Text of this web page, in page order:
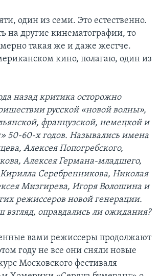
один из семи. Это естественно.
на другие кинематографии, то
такая же и даже жестче.
кино, полагаю, один из
назад критика осторожно
русской «новой волны»,
французской, немецкой и
50-60-х годов. Назывались имена
Алексея Попогребского,
Алексея Германа-младшего,
Кирилла Серебренникова, Николая
Мизгирева, Игоря Волошина и
режиссеров новой генерации.
взгляд, оправдались ли ожидания?
вами режиссеры продолжают
году не все они сняли новые
Московского фестиваля